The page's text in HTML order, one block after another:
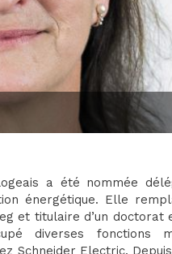
a été nommée
énergétique. Elle
et titulaire d’un doctorat
diverses fonctions
Schneider Electric.